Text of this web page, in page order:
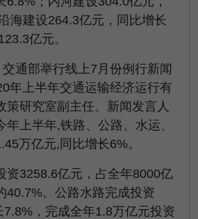
海建设264.3亿元，同比增长
亿元。
通部举行线上7月份例行新闻
年上半年交通运输经济运行有
策研究室副主任、新闻发言人
上半年,铁路、公路、水运、
万亿元,同比增长6%。
资3258.6亿元，占全年8000亿
40.7%。公路水路完成投资
，完成全年1.8万亿元投资